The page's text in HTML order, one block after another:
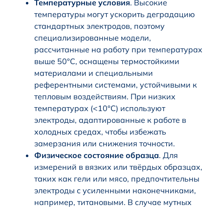
Температурные условия. Высокие
температуры могут ускорить деградацию
стандартных электродов, поэтому
специализированные модели,
рассчитанные на работу при температурах
выше 50°C, оснащены термостойкими
материалами и специальными
референтными системами, устойчивыми к
тепловым воздействиям. При низких
температурах (<10°C) используют
электроды, адаптированные к работе в
холодных средах, чтобы избежать
замерзания или снижения точности.
Физическое состояние образца. Для
измерений в вязких или твёрдых образцах,
таких как гели или мясо, предпочтительны
электроды с усиленными наконечниками,
например, титановыми. В случае мутных